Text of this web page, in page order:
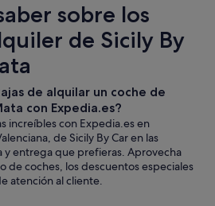
sobre los
de Sicily By
de alquilar un coche de
con Expedia.es?
increíbles con Expedia.es en
de Sicily By Car en las
y entrega que prefieras. Aprovecha
de coches, los descuentos especiales
atención al cliente.